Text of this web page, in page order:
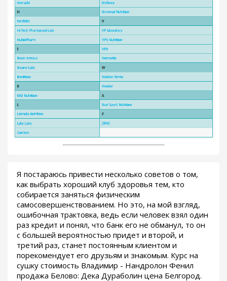
Я постараюсь привести несколько советов о том,
как выбрать хороший клуб здоровья тем, кто
собирается заняться физическим
самосовершенствованием. Но это, на мой взгляд,
ошибочная трактовка, ведь если человек взял один
раз кредит и понял, что банк его не обманул, то он
с большей вероятностью придет и второй, и
третий раз, станет постоянным клиентом и
порекомендует его друзьям и знакомым. Курс на
сушку стоимость Владимир - Нандролон Фенил
продажа Белово: Дека Дураболин цена Белгород.